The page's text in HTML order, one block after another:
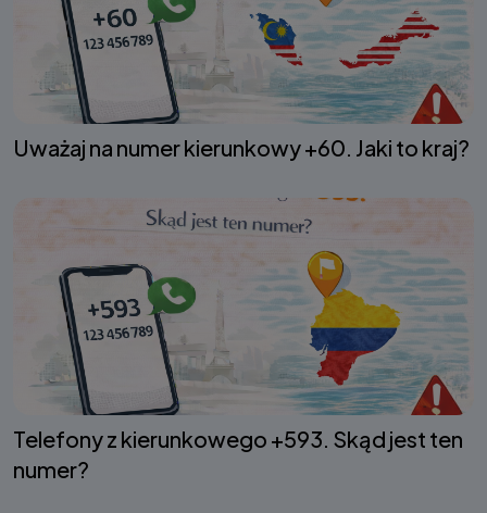
Uważaj na numer kierunkowy +60. Jaki to kraj?
Telefony z kierunkowego +593. Skąd jest ten
numer?